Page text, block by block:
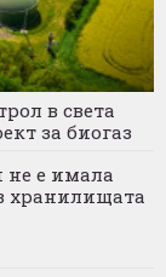
в света
за биогаз
не е имала
хранилищата